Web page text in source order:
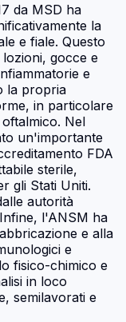
da MSD ha
la
e fiale. Questo
gocce e
e
la propria
in particolare
Nel
un'importante
FDA
sterile,
gli Stati Uniti.
autorità
l'ANSM ha
e alla
e
fisico-chimico e
in loco
semilavorati e